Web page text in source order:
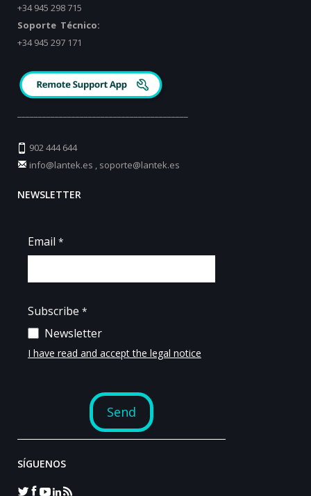
+34 945 298 715
Soporte Técnico:
+34 945 297 171
902 444 644
info@lantek.es , soporte@lantek.es
NEWSLETTER
SÍGUENOS